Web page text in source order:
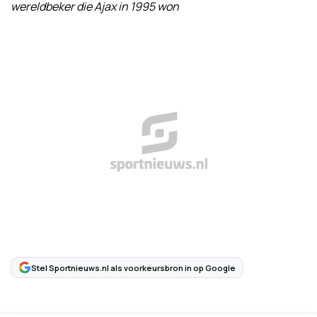
wereldbeker die Ajax in 1995 won
Stel Sportnieuws.nl als voorkeursbron in op Google